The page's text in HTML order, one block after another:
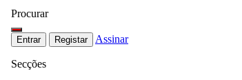
Procurar
Entrar Registar Assinar
Secções